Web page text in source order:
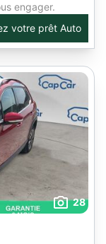
engager.
votre prêt Auto
28